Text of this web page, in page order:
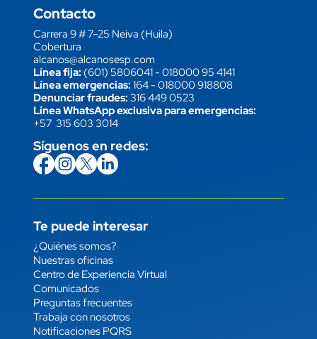
Contacto
Carrera 9 # 7–25 Neiva (Huila)
Cobertura
alcanos@alcanosesp.com
Línea fija: (601) 5806041-018000 95 4141
Línea emergencias: 164-018000 918808
Denunciar fraudes: 316 449 0523
Línea WhatsApp exclusiva para emergencias:
+57 315 603 3014
Síguenos en redes:
icon
Imagen
link icon
Imagen
link icon
Imagen
link icon
Imagen
link
Te puede interesar
Enlace
¿Quiénes somos?
Nuestras oficinas
Centro de Experiencia Virtual
Comunicados
Preguntas frecuentes
Trabaja con nosotros
Notificaciones PQRS